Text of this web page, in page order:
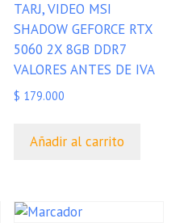
TARJ, VIDEO MSI
SHADOW GEFORCE RTX
5060 2X 8GB DDR7
VALORES ANTES DE IVA
$ 179.000
Añadir al carrito